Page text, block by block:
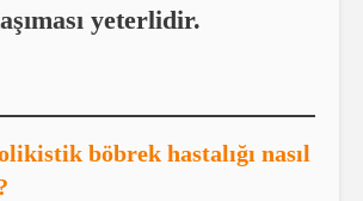
yeterlidir.
böbrek hastalığı nasıl